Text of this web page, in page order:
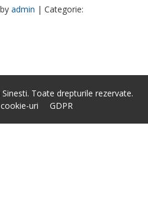
admin | Categorie:
Toate drepturile rezervate.
uri
GDPR